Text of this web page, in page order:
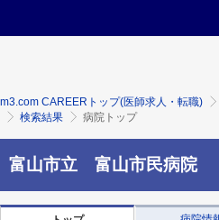
m3.com CAREERトップ(医師求人・転職)
検索結果
病院トップ
富山市立 富山市民病院